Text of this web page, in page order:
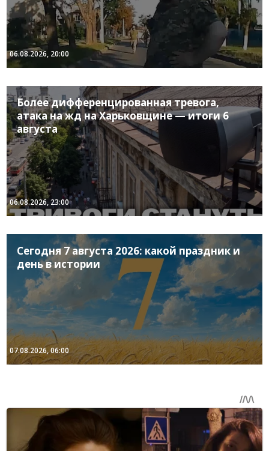
06.08.2026, 20:00
Более дифференцированная тревога,
атака на жд на Харьковщине — итоги 6
августа
06.08.2026, 23:00
Сегодня 7 августа 2026: какой праздник и
день в истории
07.08.2026, 06:00